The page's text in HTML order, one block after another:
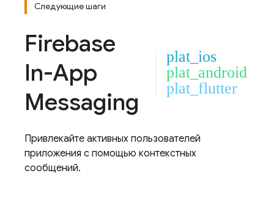
Следующие шаги
Firebase
In-App
Messaging
plat_ios
plat_android
plat_flutter
Привлекайте активных пользователей
приложения с помощью контекстных
сообщений.